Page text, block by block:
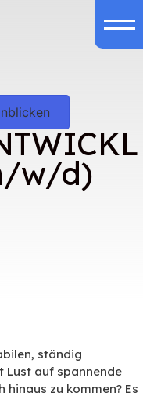
w/d)
ständig
Lust auf spannende
zu kommen? Es